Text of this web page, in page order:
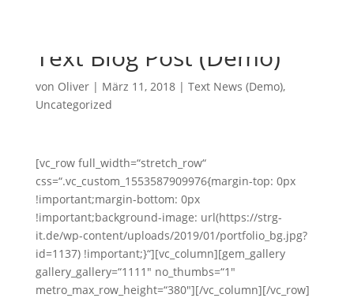
Text Blog Post (Demo)
von Oliver| März 11, 2018| Text News (Demo),
Uncategorized
[vc_row full_width=“stretch_row“
css=“.vc_custom_1553587909976{margin-top: 0px
!important;margin-bottom: 0px
!important;background-image: url(https://strg-
it.de/wp-content/uploads/2019/01/portfolio_bg.jpg?
id=1137) !important;}“][vc_column][gem_gallery
gallery_gallery=“1111″ no_thumbs=“1″
metro_max_row_height=“380″][/vc_column][/vc_row]